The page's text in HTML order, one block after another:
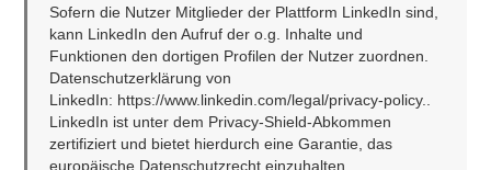
Sofern die Nutzer Mitglieder der Plattform LinkedIn sind,
kann LinkedIn den Aufruf der o.g. Inhalte und
Funktionen den dortigen Profilen der Nutzer zuordnen.
Datenschutzerklärung von
LinkedIn: https://www.linkedin.com/legal/privacy-policy.
LinkedIn ist unter dem Privacy-Shield-Abkommen
zertifiziert und bietet hierdurch eine Garantie, das
europäische Datenschutzrecht einzuhalten